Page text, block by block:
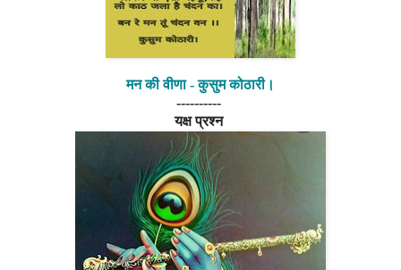
मन की वीणा - कुसुम कोठारी।
----------
यक्ष प्रश्न